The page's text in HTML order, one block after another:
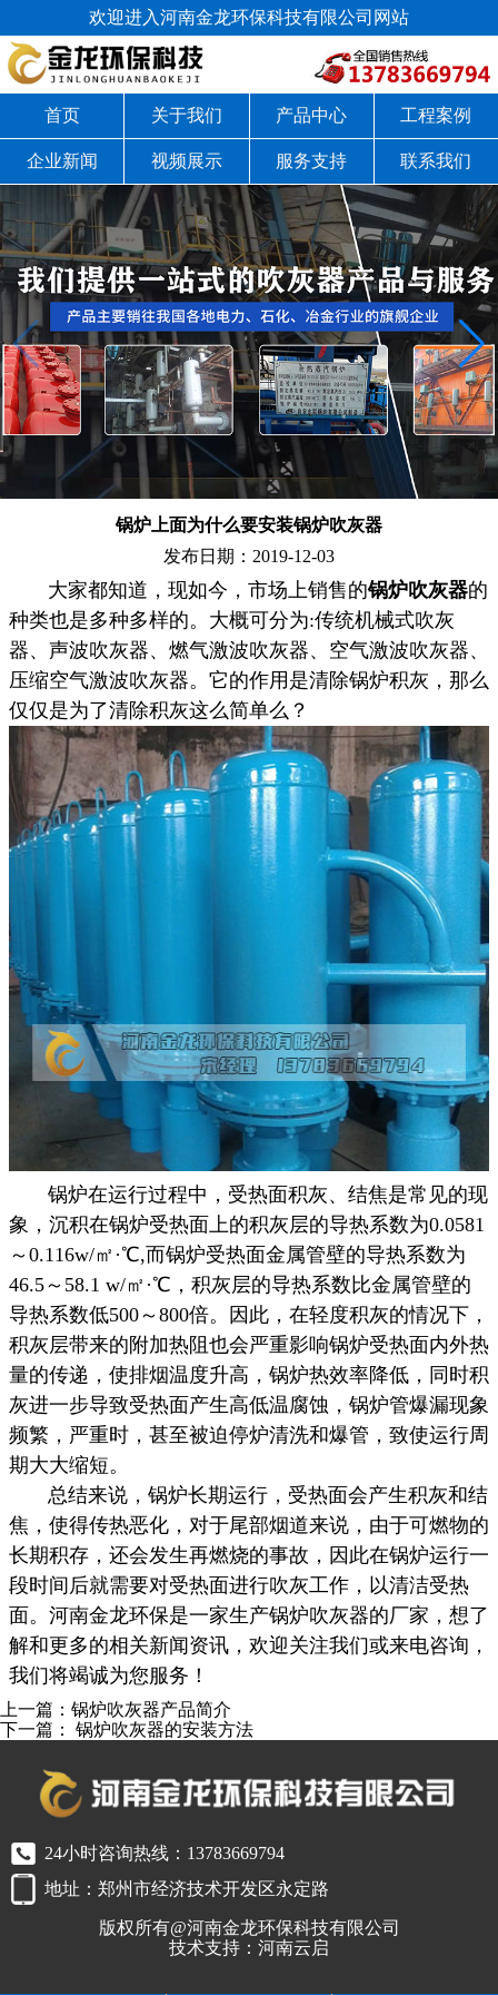
欢迎进入河南金龙环保科技有限公司网站
首页 关于我们 产品中心 工程案例
企业新闻 视频展示 服务支持 联系我们
锅炉上面为什么要安装锅炉吹灰器
发布日期：2019-12-03
大家都知道，现如今，市场上销售的锅炉吹灰器的
种类也是多种多样的。大概可分为:传统机械式吹灰
器、声波吹灰器、燃气激波吹灰器、空气激波吹灰器、
压缩空气激波吹灰器。它的作用是清除锅炉积灰，那么
仅仅是为了清除积灰这么简单么？
锅炉在运行过程中，受热面积灰、结焦是常见的现
象，沉积在锅炉受热面上的积灰层的导热系数为0.0581
～0.116w/㎡·℃,而锅炉受热面金属管壁的导热系数为
46.5～58.1 w/㎡·℃，积灰层的导热系数比金属管壁的
导热系数低500～800倍。因此，在轻度积灰的情况下，
积灰层带来的附加热阻也会严重影响锅炉受热面内外热
量的传递，使排烟温度升高，锅炉热效率降低，同时积
灰进一步导致受热面产生高低温腐蚀，锅炉管爆漏现象
频繁，严重时，甚至被迫停炉清洗和爆管，致使运行周
期大大缩短。
总结来说，锅炉长期运行，受热面会产生积灰和结
焦，使得传热恶化，对于尾部烟道来说，由于可燃物的
长期积存，还会发生再燃烧的事故，因此在锅炉运行一
段时间后就需要对受热面进行吹灰工作，以清洁受热
面。河南金龙环保是一家生产锅炉吹灰器的厂家，想了
解和更多的相关新闻资讯，欢迎关注我们或来电咨询，
我们将竭诚为您服务！
上一篇： 锅炉吹灰器产品简介
下一篇：
锅炉吹灰器的安装方法
24小时咨询热线：13783669794
地址：郑州市经济技术开发区永定路
版权所有@河南金龙环保科技有限公司
技术支持：河南云启